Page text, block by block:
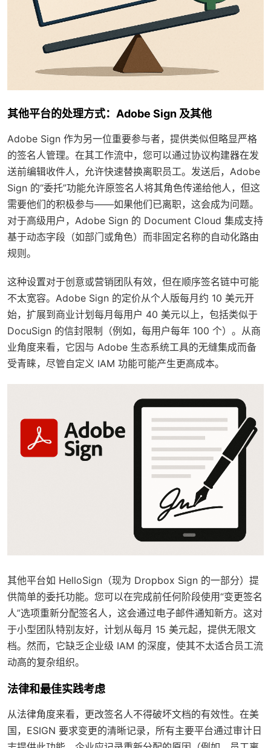
其他平台的处理方式：Adobe Sign 及其他
Adobe Sign 作为另一位重要参与者，提供类似但略显严格
的签名人管理。在其工作流中，您可以通过协议构建器在发
送前编辑收件人，允许快速替换离职员工。发送后，Adobe
Sign 的“委托”功能允许原签名人将其角色传递给他人，但这
需要他们的积极参与——如果他们已离职，这会成为问题。
对于高级用户，Adobe Sign 的 Document Cloud 集成支持
基于动态字段（如部门或角色）而非固定名称的自动化路由
规则。
这种设置对于创意或营销团队有效，但在顺序签名链中可能
不太宽容。Adobe Sign 的定价从个人版每月约 10 美元开
始，扩展到商业计划每月每用户 40 美元以上，包括类似于
DocuSign 的信封限制（例如，每用户每年 100 个）。从商
业角度来看，它因与 Adobe 生态系统工具的无缝集成而备
受青睐，尽管自定义 IAM 功能可能产生更高成本。
其他平台如 HelloSign（现为 Dropbox Sign 的一部分）提
供简单的委托功能。您可以在完成前任何阶段使用“变更签名
人”选项重新分配签名人，这会通过电子邮件通知新方。这对
于小型团队特别友好，计划从每月 15 美元起，提供无限文
档。然而，它缺乏企业级 IAM 的深度，使其不太适合员工流
动高的复杂组织。
法律和最佳实践考虑
从法律角度来看，更改签名人不得破坏文档的有效性。在美
国，ESIGN 要求变更的清晰记录，所有主要平台通过审计日